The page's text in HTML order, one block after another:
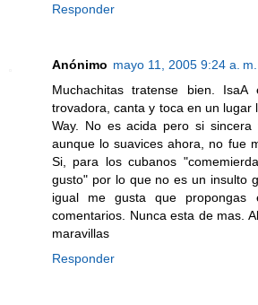
Responder
Anónimo mayo 11, 2005 9:24 a. m.
Muchachitas tratense bien.
trovadora, canta y toca en un lugar
Way. No es acida pero si sincera
aunque lo suavices ahora, no fue
Si, para los cubanos
gusto" por lo que no es un insulto
igual me gusta que
comentarios. Nunca esta de mas.
maravillas
Responder